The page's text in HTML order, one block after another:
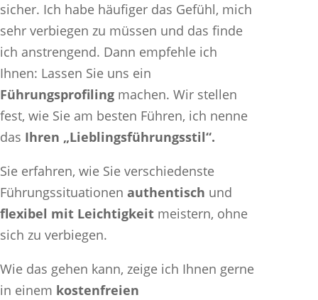
sicher. Ich habe häufiger das Gefühl, mich
sehr verbiegen zu müssen und das finde
ich anstrengend. Dann empfehle ich
Ihnen: Lassen Sie uns ein
Führungsprofiling machen. Wir stellen
fest, wie Sie am besten Führen, ich nenne
das Ihren „Lieblingsführungsstil“.
Sie erfahren, wie Sie verschiedenste
Führungssituationen authentisch und
flexibel mit Leichtigkeit meistern, ohne
sich zu verbiegen.
Wie das gehen kann, zeige ich Ihnen gerne
in einem kostenfreien